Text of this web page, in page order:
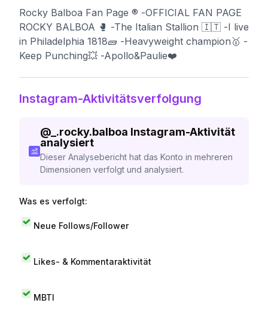
Rocky Balboa Fan Page ®️ -OFFICIAL FAN PAGE
ROCKY BALBOA 🥊 -The Italian Stallion 🇮🇹 -I live
in Philadelphia 1818🧱 -Heavyweight champion🥇 -
Keep Punching💥 -Apollo&Paulie❤️
Instagram-Aktivitätsverfolgung
@_.rocky.balboa Instagram-Aktivität
analysiert
Dieser Analysebericht hat das Konto in mehreren
Dimensionen verfolgt und analysiert.
Was es verfolgt:
Neue Follows/Follower
Likes- & Kommentaraktivität
MBTI